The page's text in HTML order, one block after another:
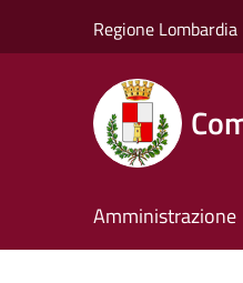
Regione Lombardia
Amministrazione